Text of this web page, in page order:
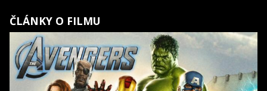
ČLÁNKY O FILMU